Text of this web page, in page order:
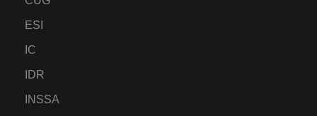
ESI
IC
IDR
INSSA